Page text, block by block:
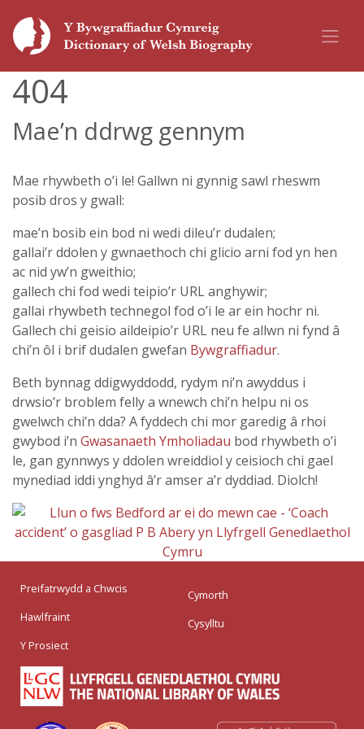
404
Mae’n ddrwg gennym
Mae rhywbeth o’i le! Gallwn ni gynnig sawl rheswm
posib dros y gwall:
mae’n bosib ein bod ni wedi dileu’r dudalen;
gallai’r ddolen y gwnaethoch chi glicio arni fod yn hen
ac nid yw’n gweithio;
gallech chi fod wedi teipio’r URL anghywir;
gallai rhywbeth technegol fod o’i le ar ein hochr ni.
Gallech chi geisio aildeipio’r URL neu fe allwn ni fynd â
chi’n ôl i brif dudalen gwefan Bywgraffiadur.
Beth bynnag ddigwyddodd, rydym ni’n awyddus i
drwsio’r broblem felly a wnewch chi’n helpu ni os
gwelwch chi’n dda? A fyddech chi mor garedig â rhoi
gwybod i’n Gwasanaeth Ymholiadau bod rhywbeth o’i
le, gan gynnwys y ddolen wreiddiol y ceisioch chi gael
mynediad iddi ynghyd â’r amser a’r dyddiad. Diolch!
Preifatrwydd a Chwcis
Hawlfraint
Y Prosiect
Cymorth
Cysylltu